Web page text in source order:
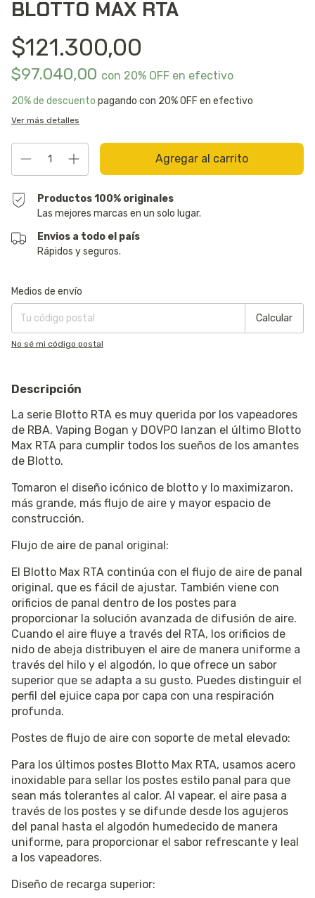
BLOTTO MAX RTA
$121.300,00
$97.040,00 con 20% OFF en efectivo
20% de descuento pagando con 20% OFF en efectivo
Ver más detalles
Productos 100% originales
Las mejores marcas en un solo lugar.
Envios a todo el país
Rápidos y seguros.
Entregas para el CP:
Medios de envío
Calcular
No sé mi código postal
Descripción
La serie Blotto RTA es muy querida por los vapeadores
de RBA. Vaping Bogan y DOVPO lanzan el último Blotto
Max RTA para cumplir todos los sueños de los amantes
de Blotto.
Tomaron el diseño icónico de blotto y lo maximizaron.
más grande, más flujo de aire y mayor espacio de
construcción.
Flujo de aire de panal original:
El Blotto Max RTA continúa con el flujo de aire de panal
original, que es fácil de ajustar. También viene con
orificios de panal dentro de los postes para
proporcionar la solución avanzada de difusión de aire.
Cuando el aire fluye a través del RTA, los orificios de
nido de abeja distribuyen el aire de manera uniforme a
través del hilo y el algodón, lo que ofrece un sabor
superior que se adapta a su gusto. Puedes distinguir el
perfil del ejuice capa por capa con una respiración
profunda.
Postes de flujo de aire con soporte de metal elevado:
Para los últimos postes Blotto Max RTA, usamos acero
inoxidable para sellar los postes estilo panal para que
sean más tolerantes al calor. Al vapear, el aire pasa a
través de los postes y se difunde desde los agujeros
del panal hasta el algodón humedecido de manera
uniforme, para proporcionar el sabor refrescante y leal
a los vapeadores.
Diseño de recarga superior: